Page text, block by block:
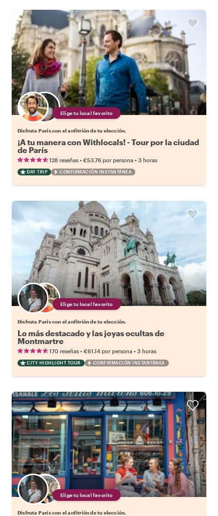
Elige tu local favorito
Disfruta París con el anfitrión de tu elección.
¡A tu manera con Withlocals! - Tour por la ciudad
de París
128 reseñas • €53.76 por persona • 3 horas
DAY TRIP CONFIRMACIÓN INSTANTÁNEA
Elige tu local favorito
Disfruta París con el anfitrión de tu elección.
Lo más destacado y las joyas ocultas de
Montmartre
170 reseñas • €61.14 por persona • 3 horas
CITY HIGHLIGHT TOUR CONFIRMACIÓN INSTANTÁNEA
Elige tu local favorito
Disfruta París con el anfitrión de tu elección.